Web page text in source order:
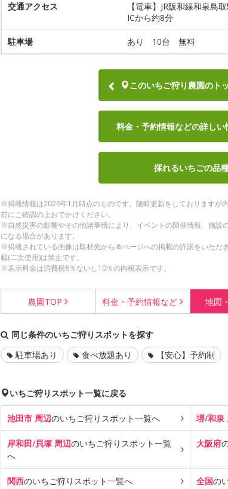
交通アクセス
【電車】JR阪和線和泉鳥
ICから約8分
駐車場 あり 10台 無料
このいちご狩り農園のト
料金・予約情報などの詳しい
採れるいちごの品
※掲載情報は2026年1月時点のものです。随時更新をしておりますが
前にご確認の上おでかけください。
※自然災害の影響やその他諸事情により、イベントの開催情報、施設
になる場合があります。
※掲載されている画像は取材先から本ページへの掲載の許諾をいただ
載(二次使用)は禁止です。
※表示料金は消費税8％ないし10％の内税表示です。
農園TOP 料金・予約情報など 地図・
同じ条件のいちご狩りスポットを探す
駐車場あり
食べ放題あり 【安心】予約制
いちご狩りスポット一覧に戻る
池田市 周辺のいちご狩り スポット一覧へ 堺/和泉
岸和田/貝塚 周辺のいちご狩り スポット一覧
へ
大阪府
関西のいちご狩り スポット一覧へ 全国の